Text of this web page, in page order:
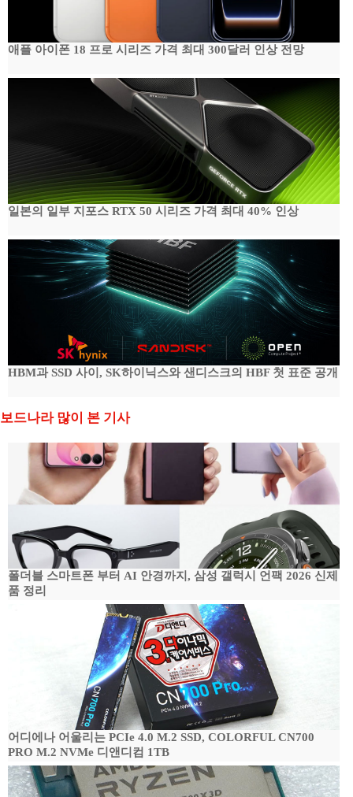
애플 아이폰 18 프로 시리즈 가격 최대 300달러 인상 전망
일본의 일부 지포스 RTX 50 시리즈 가격 최대 40% 인상
HBM과 SSD 사이, SK하이닉스와 샌디스크의 HBF 첫 표준 공개
보드나라 많이 본 기사
폴더블 스마트폰 부터 AI 안경까지, 삼성 갤럭시 언팩 2026 신제
품 정리
어디에나 어울리는 PCIe 4.0 M.2 SSD, COLORFUL CN700
PRO M.2 NVMe 디앤디컴 1TB